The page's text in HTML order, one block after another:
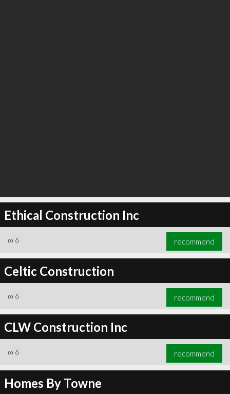
Ethical Construction Inc
∞ 6 recommend
Celtic Construction
∞ 6 recommend
CLW Construction Inc
∞ 6 recommend
Homes By Towne